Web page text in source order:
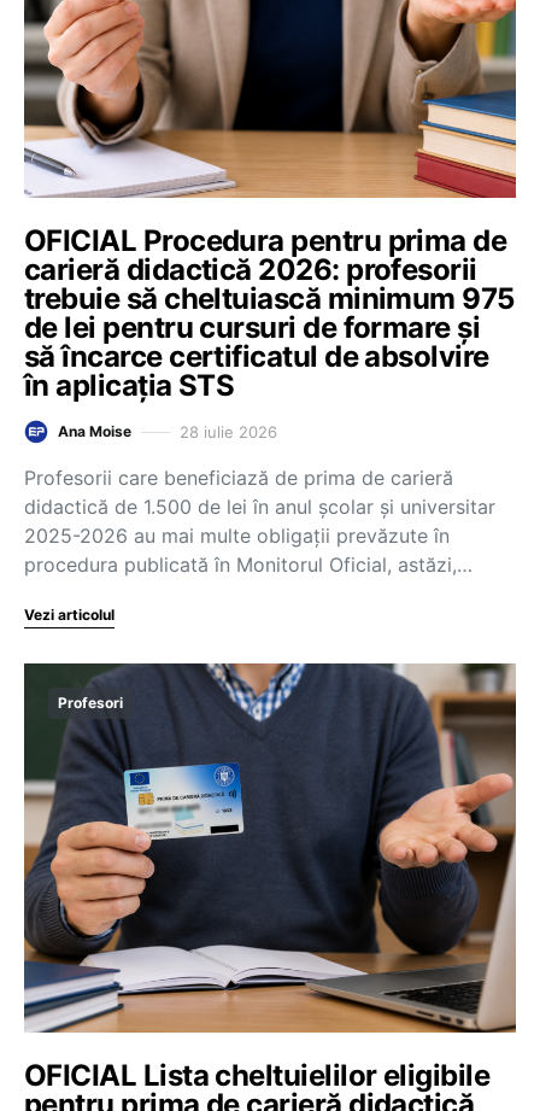
OFICIAL Procedura pentru prima de
carieră didactică 2026: profesorii
trebuie să cheltuiască minimum 975
de lei pentru cursuri de formare și
să încarce certificatul de absolvire
în aplicația STS
Ana Moise 28 iulie 2026
Profesorii care beneficiază de prima de carieră
didactică de 1.500 de lei în anul școlar și universitar
2025-2026 au mai multe obligații prevăzute în
procedura publicată în Monitorul Oficial, astăzi,…
Vezi articolul
Profesori
OFICIAL Lista cheltuielilor eligibile